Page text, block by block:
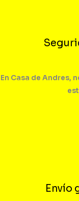
En Casa de Andres,
Envío